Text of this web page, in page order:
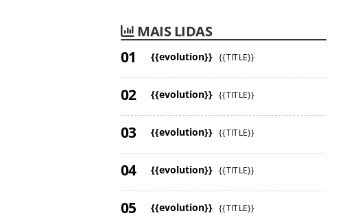
MAIS LIDAS
{{evolution}} {{TITLE}}
{{evolution}} {{TITLE}}
{{evolution}} {{TITLE}}
{{evolution}} {{TITLE}}
{{evolution}} {{TITLE}}